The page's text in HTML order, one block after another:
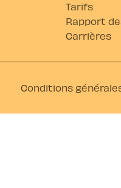
Tarifs
Rapport
Carrières
Conditions